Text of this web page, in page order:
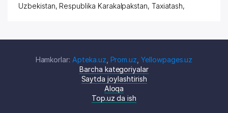
Uzbekistan, Respublika Karakalpakstan, Taxiatash,
Hamkorlar: Apteka.uz Prom.uz ,Yellowpages.uz
Barcha kategoriyalar
Saytda joylashtirish
Aloqa
Top.uz da ish